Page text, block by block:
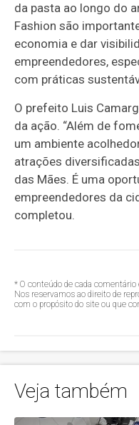
da pasta ao longo do
Fashion são
economia e dar
empreendedores,
com práticas
O prefeito Luis
da ação. “Além de
um ambiente
atrações
das Mães. É uma
empreendedores da
completou.
* O conteúdo de cada
Nos reservamos ao direito de
com o propósito do site ou que
Veja também